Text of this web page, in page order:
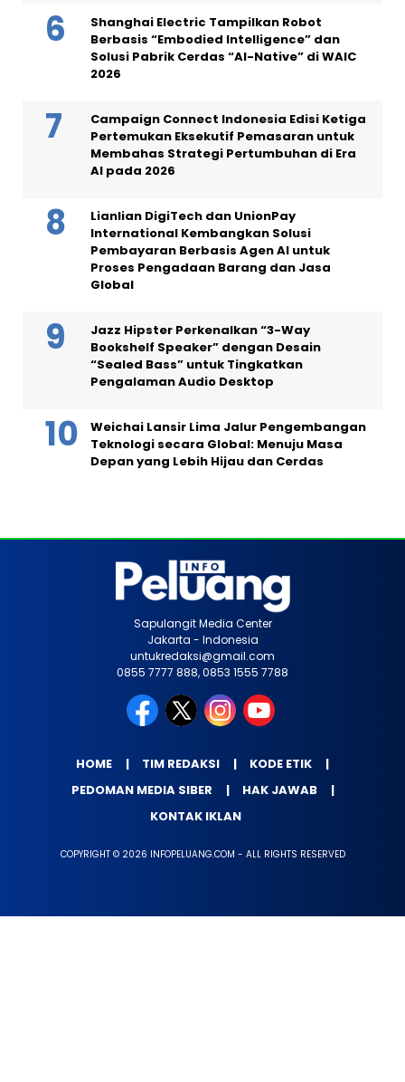
Shanghai Electric Tampilkan Robot
Berbasis “Embodied Intelligence” dan
Solusi Pabrik Cerdas “AI-Native” di WAIC
2026
Campaign Connect Indonesia Edisi Ketiga
Pertemukan Eksekutif Pemasaran untuk
Membahas Strategi Pertumbuhan di Era
AI pada 2026
Lianlian DigiTech dan UnionPay
International Kembangkan Solusi
Pembayaran Berbasis Agen AI untuk
Proses Pengadaan Barang dan Jasa
Global
Jazz Hipster Perkenalkan “3-Way
Bookshelf Speaker” dengan Desain
“Sealed Bass” untuk Tingkatkan
Pengalaman Audio Desktop
Weichai Lansir Lima Jalur Pengembangan
Teknologi secara Global: Menuju Masa
Depan yang Lebih Hijau dan Cerdas
Sapulangit Media Center
Jakarta - Indonesia
untukredaksi@gmail.com
0855 7777 888, 0853 1555 7788
HOME TIM REDAKSI
KODE ETIK
PEDOMAN MEDIA SIBER
HAK JAWAB
KONTAK IKLAN
COPYRIGHT © 2026 INFOPELUANG.COM - ALL RIGHTS RESERVED